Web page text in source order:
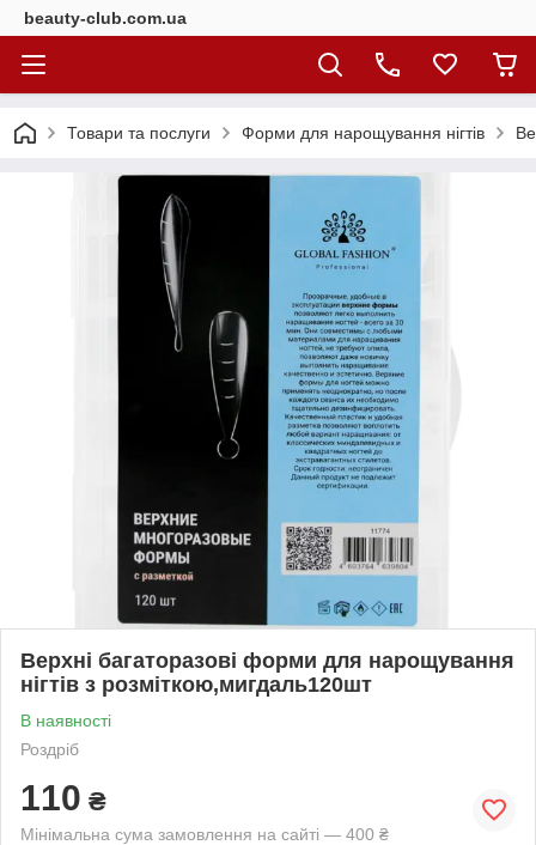
beauty-club.com.ua
Товари та послуги Форми для нарощування нігтів
Верхні багаторазові форми для нарощування
нігтів з розміткою,мигдаль120шт
В наявності
Роздріб
110 ₴
Мінімальна сума замовлення на сайті — 400 ₴